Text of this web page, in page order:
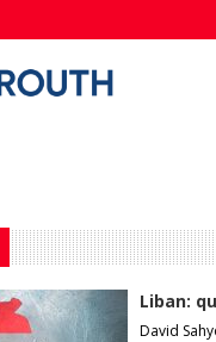
Liban:
David